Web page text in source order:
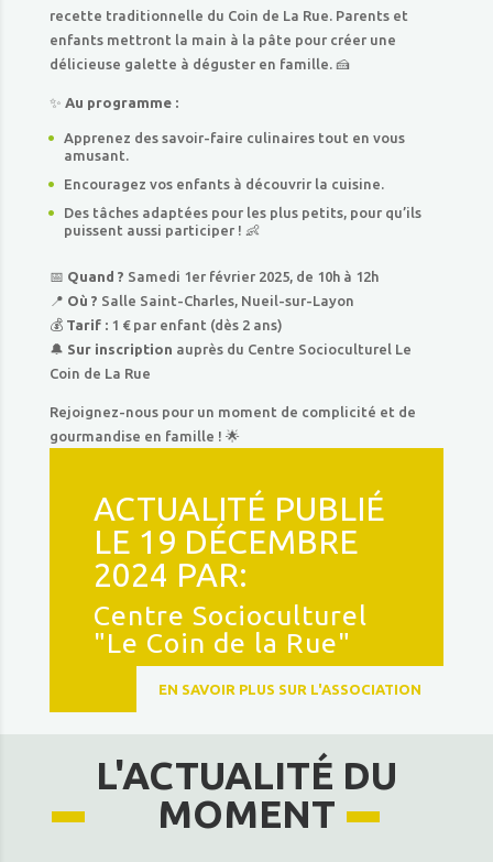
recette traditionnelle du Coin de La Rue. Parents et
enfants mettront la main à la pâte pour créer une
délicieuse galette à déguster en famille. 🍰
✨ Au programme :
Apprenez des savoir-faire culinaires tout en vous
amusant.
Encouragez vos enfants à découvrir la cuisine.
Des tâches adaptées pour les plus petits, pour qu’ils
puissent aussi participer ! 👶
📅 Quand ? Samedi 1er février 2025, de 10h à 12h
📍 Où ? Salle Saint-Charles, Nueil-sur-Layon
💰 Tarif :1 € par enfant (dès 2 ans)
🔔 Sur inscription auprès du Centre Socioculturel Le
Coin de La Rue
Rejoignez-nous pour un moment de complicité et de
gourmandise en famille ! 🌟
ACTUALITÉ PUBLIÉ
LE 19 DÉCEMBRE
2024 PAR:
Centre Socioculturel
"Le Coin de la Rue"
EN SAVOIR PLUS SUR L'ASSOCIATION
L'ACTUALITÉ DU
MOMENT